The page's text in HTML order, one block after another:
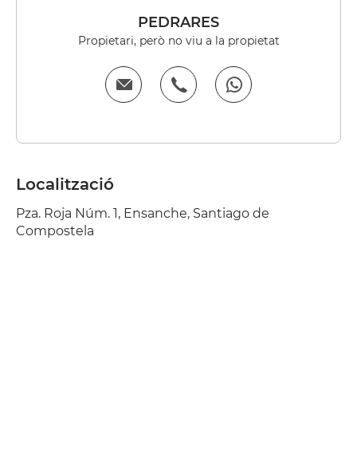
PEDRARES
Propietari, però no viu a la propietat
Localització
Pza. Roja Núm. 1, Ensanche, Santiago de
Compostela